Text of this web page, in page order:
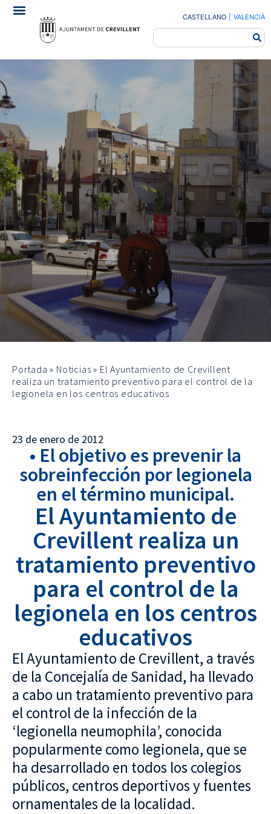
CASTELLANO VALENCIÀ
Portada » Noticias » El Ayuntamiento de Crevillent
realiza un tratamiento preventivo para el control de la
legionela en los centros educativos
23 de enero de 2012
• El objetivo es prevenir la
sobreinfección por legionela
en el término municipal.
El Ayuntamiento de
Crevillent realiza un
tratamiento preventivo
para el control de la
legionela en los centros
educativos
El Ayuntamiento de Crevillent, a través
de la Concejalía de Sanidad, ha llevado
a cabo un tratamiento preventivo para
el control de la infección de la
‘legionella neumophila’, conocida
popularmente como legionela, que se
ha desarrollado en todos los colegios
públicos, centros deportivos y fuentes
ornamentales de la localidad.